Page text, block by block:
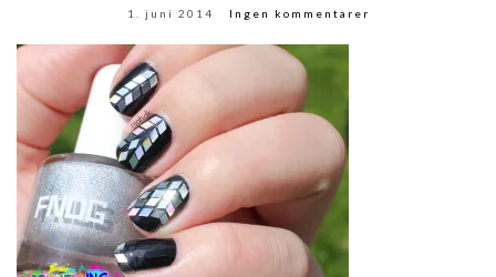
1. juni 2014 Ingen kommentarer